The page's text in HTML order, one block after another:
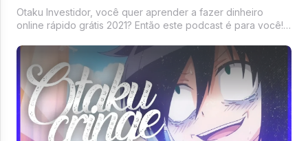
Otaku Investidor, você quer aprender a fazer dinheiro
online rápido grátis 2021? Então este podcast é para você!
rápido grátis 2021 sem esforço, escuta aí!